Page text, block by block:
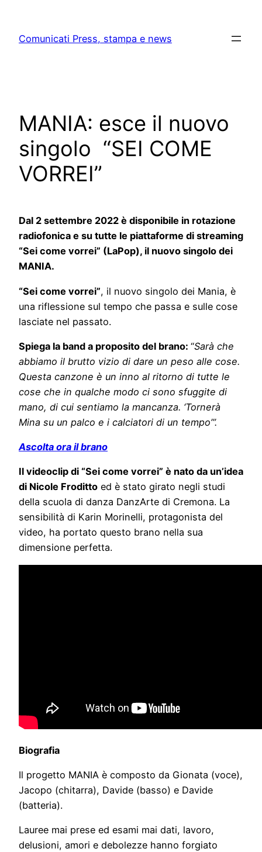
content
Comunicati Press, stampa e news
MANIA: esce il nuovo
singolo “SEI COME
VORREI”
Dal 2 settembre 2022 è disponibile in rotazione
radiofonica e su tutte le piattaforme di streaming
“Sei come vorrei” (LaPop), il nuovo singolo dei
MANIA.
“Sei come vorrei”, il nuovo singolo dei Mania, è
una riflessione sul tempo che passa e sulle cose
lasciate nel passato.
Spiega la band a proposito del brano: “Sarà che
abbiamo il brutto vizio di dare un peso alle cose.
Questa canzone è un inno al ritorno di tutte le
cose che in qualche modo ci sono sfuggite di
mano, di cui sentiamo la mancanza. ‘Tornerà
Mina su un palco e i calciatori di un tempo’”.
Ascolta ora il brano
Il videoclip di “Sei come vorrei” è nato da un’idea
di Nicole Froditto ed è stato girato negli studi
della scuola di danza DanzArte di Cremona. La
sensibilità di Karin Morinelli, protagonista del
video, ha portato questo brano nella sua
dimensione perfetta.
Biografia
Il progetto MANIA è composto da Gionata (voce),
Jacopo (chitarra), Davide (basso) e Davide
(batteria).
Lauree mai prese ed esami mai dati, lavoro,
delusioni, amori e debolezze hanno forgiato